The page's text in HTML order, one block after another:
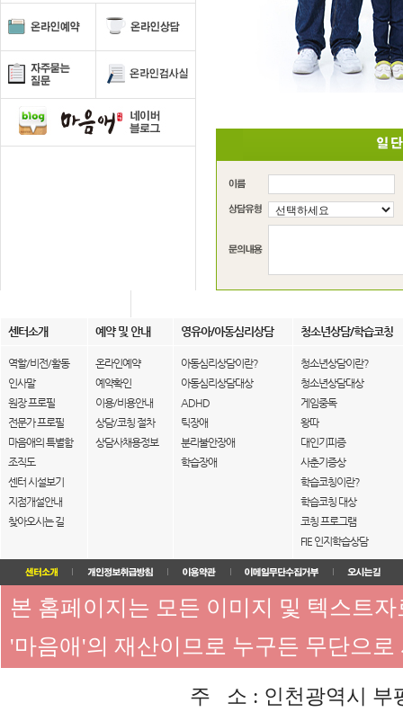
센터소개 예약 및 안내 영유아/아동심리상담 청소년상담/학습코칭
역할/비전/활동
인사말
원장 프로필
전문가 프로필
마음애의 특별함
조직도
센터 시설보기
지점개설안내
찾아오시는 길
온라인예약
예약확인
이용/비용안내
상담/코칭 절차
상담사채용정보
아동심리상담이란?
아동심리상담대상
ADHD
틱장애
분리불안장애
학습장애
청소년상담이란?
청소년상담대상
게임중독
왕따
대인기피증
사춘기증상
학습코칭이란?
학습코칭 대상
코칭 프로그램
FIE 인지학습상담
본 홈페이지는 모든 이미지 및 텍스트
'마음애'의 재산이므로 누구든 무단으
주 소 : 인천광역시 부